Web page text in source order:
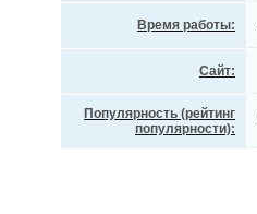
Время работы:
Сайт:
Популярность (рейтинг
популярности):